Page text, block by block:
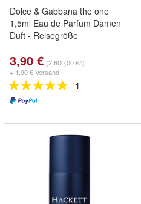
Dolce & Gabbana the one
1,5ml Eau de Parfum Damen
Duft - Reisegröße
3,90 € (2.600,00 €/l)
+ 1,90 € Versand
1